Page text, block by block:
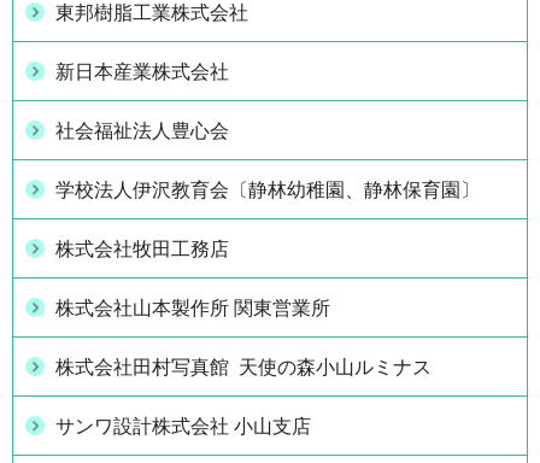
東邦樹脂工業株式会社
新日本産業株式会社
社会福祉法人豊心会
学校法人伊沢教育会〔静林幼稚園、静林保育園〕
株式会社牧田工務店
株式会社山本製作所 関東営業所
株式会社田村写真館 天使の森小山ルミナス
サンワ設計株式会社 小山支店